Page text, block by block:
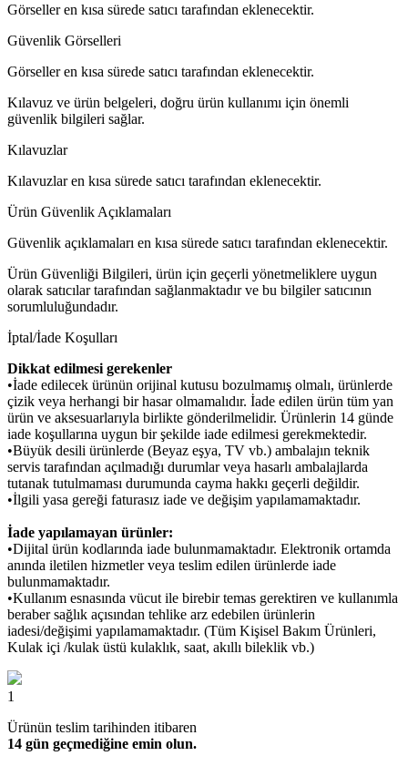
Görseller en kısa sürede satıcı tarafından eklenecektir.
Güvenlik Görselleri
Görseller en kısa sürede satıcı tarafından eklenecektir.
Kılavuz ve ürün belgeleri, doğru ürün kullanımı için önemli
güvenlik bilgileri sağlar.
Kılavuzlar
Kılavuzlar en kısa sürede satıcı tarafından eklenecektir.
Ürün Güvenlik Açıklamaları
Güvenlik açıklamaları en kısa sürede satıcı tarafından eklenecektir.
Ürün Güvenliği Bilgileri, ürün için geçerli yönetmeliklere uygun
olarak satıcılar tarafından sağlanmaktadır ve bu bilgiler satıcının
sorumluluğundadır.
İptal/İade Koşulları
Dikkat edilmesi gerekenler
•İade edilecek ürünün orijinal kutusu bozulmamış olmalı, ürünlerde
çizik veya herhangi bir hasar olmamalıdır. İade edilen ürün tüm yan
ürün ve aksesuarlarıyla birlikte gönderilmelidir. Ürünlerin 14 günde
iade koşullarına uygun bir şekilde iade edilmesi gerekmektedir.
•Büyük desili ürünlerde (Beyaz eşya, TV vb.) ambalajın teknik
servis tarafından açılmadığı durumlar veya hasarlı ambalajlarda
tutanak tutulmaması durumunda cayma hakkı geçerli değildir.
•İlgili yasa gereği faturasız iade ve değişim yapılamamaktadır.
İade yapılamayan ürünler:
•Dijital ürün kodlarında iade bulunmamaktadır. Elektronik ortamda
anında iletilen hizmetler veya teslim edilen ürünlerde iade
bulunmamaktadır.
•Kullanım esnasında vücut ile birebir temas gerektiren ve kullanımla
beraber sağlık açısından tehlike arz edebilen ürünlerin
iadesi/değişimi yapılamamaktadır. (Tüm Kişisel Bakım Ürünleri,
Kulak içi /kulak üstü kulaklık, saat, akıllı bileklik vb.)
1
Ürünün teslim tarihinden itibaren
14 gün geçmediğine emin olun.